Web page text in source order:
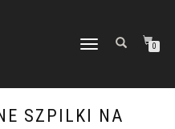
TOGGLE
0
SZPILKI NA